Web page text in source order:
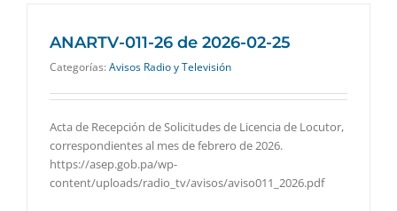
ANARTV-011-26 de 2026-02-25
Categorías: Avisos Radio y Televisión
Acta de Recepción de Solicitudes de Licencia de Locutor,
correspondientes al mes de febrero de 2026.
https://asep.gob.pa/wp-
content/uploads/radio_tv/avisos/aviso011_2026.pdf